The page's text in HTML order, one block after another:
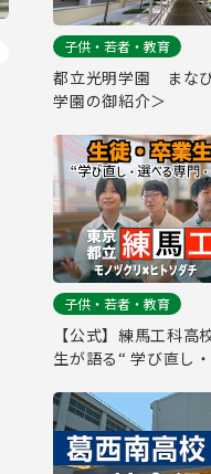
子供・若者・教育
都立光明学園 まな
学園の御紹介＞
子供・若者・教育
【公式】練馬工科
生が語る“ 学び直し